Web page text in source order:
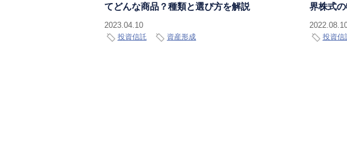
てどんな商品？種類と選び方を解説
2023.04.10
投資信託 資産形成
界株式
投資信